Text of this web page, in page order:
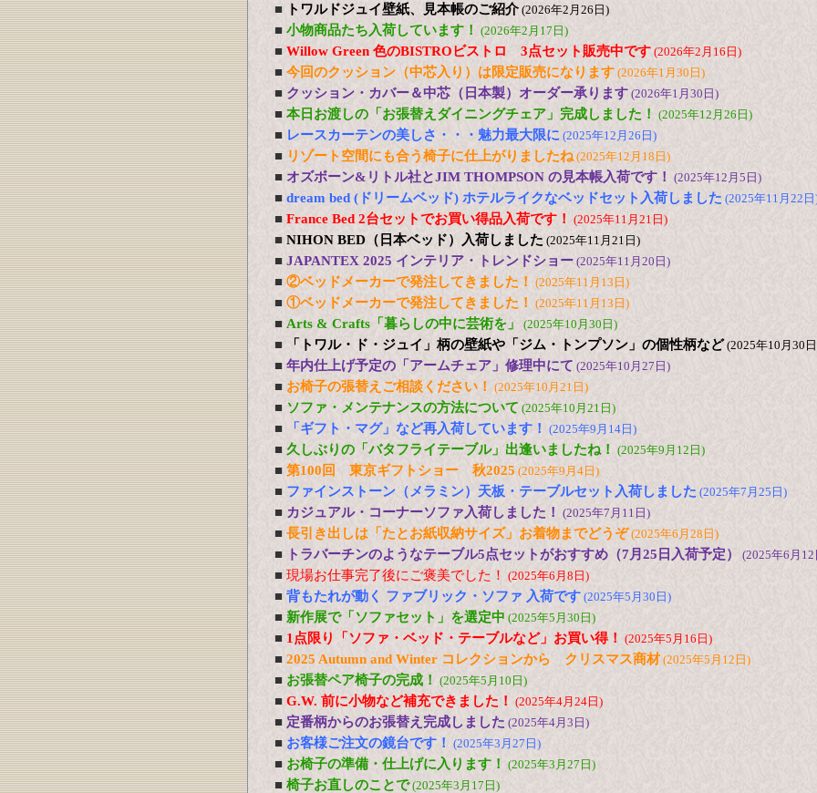
■ トワルドジュイ壁紙、見本帳のご紹介 (2026年2月26日)
■ 小物商品たち入荷しています！ (2026年2月17日)
■ Willow Green 色のBISTROビストロ 3点セット販売中です (2026年2月16日)
■ 今回のクッション（中芯入り）は限定販売になります (2026年1月30日)
■ クッション・カバー＆中芯（日本製）オーダー承ります (2026年1月30日)
■ 本日お渡しの「お張替えダイニングチェア」完成しました！ (2025年12月26日)
■ レースカーテンの美しさ・・・魅力最大限に (2025年12月26日)
■ リゾート空間にも合う椅子に仕上がりましたね(2025年12月18日)
■ オズボーン&リトル社とJIM THOMPSON の見本帳入荷です！ (2025年12月5日)
■ dream bed (ドリームベッド) ホテルライクなベッドセット入荷しました (2025年11月22日
■ France Bed 2台セットでお買い得品入荷です！ (2025年11月21日)
■ NIHON BED（日本ベッド）入荷しました (2025年11月21日)
■ JAPANTEX 2025 インテリア・トレンドショー (2025年11月20日)
■ ②ベッドメーカーで発注してきました！ (2025年11月13日)
■ ①ベッドメーカーで発注してきました！ (2025年11月13日)
■ Arts & Crafts「暮らしの中に芸術を」 (2025年10月30日)
■ 「トワル・ド・ジュイ」柄の壁紙や「ジム・トンプソン」の個性柄など(2025年10月30
■ 年内仕上げ予定の「アームチェア」修理中にて (2025年10月27日)
■ お椅子の張替えご相談ください！ (2025年10月21日)
■ ソファ・メンテナンスの方法について (2025年10月21日)
■ 「ギフト・マグ」など再入荷しています！ (2025年9月14日)
■ 久しぶりの「バタフライテーブル」出逢いましたね！ (2025年9月12日)
■ 第100回 東京ギフトショー 秋2025 (2025年9月4日)
■ ファインストーン（メラミン）天板・テーブルセット入荷しました (2025年7月25日)
■ カジュアル・コーナーソファ入荷しました！ (2025年7月11日)
■ 長引き出しは「たとお紙収納サイズ」お着物までどうぞ(2025年6月28日)
■ トラバーチンのようなテーブル5点セットがおすすめ（7月25日入荷予定） (2025年6月12
■ 現場お仕事完了後にご褒美でした！ (2025年6月8日)
■ 背もたれが動く ファブリック・ソファ 入荷です (2025年5月30日)
■ 新作展で「ソファセット」を選定中 (2025年5月30日)
■ 1点限り「ソファ・ベッド・テーブルなど」お買い得！ (2025年5月16日)
■ 2025 Autumn and Winter コレクションから クリスマス商材 (2025年5月12日)
■ お張替ペア椅子の完成！ (2025年5月10日)
■ G.W. 前に小物など補充できました！ (2025年4月24日)
■ 定番柄からのお張替え完成しました (2025年4月3日)
■ お客様ご注文の鏡台です！ (2025年3月27日)
■ お椅子の準備・仕上げに入ります！ (2025年3月27日)
■ 椅子お直しのことで(2025年3月17日)